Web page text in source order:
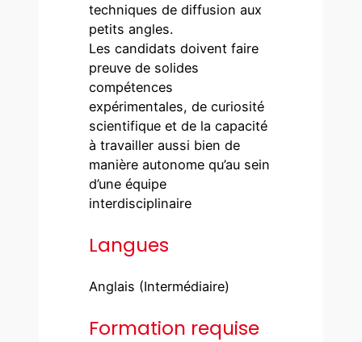
techniques de diffusion aux
petits angles.
Les candidats doivent faire
preuve de solides
compétences
expérimentales, de curiosité
scientifique et de la capacité
à travailler aussi bien de
manière autonome qu’au sein
d’une équipe
interdisciplinaire
Langues
Anglais (Intermédiaire)
Formation requise